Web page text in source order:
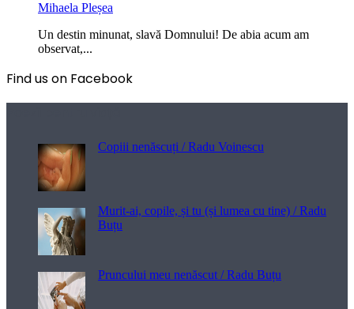
Mihaela Pleșea
Un destin minunat, slavă Domnului! De abia acum am
observat,...
Find us on Facebook
Copiii nenăscuți / Radu Voinescu
Murit-ai, copile, și tu (și lumea cu tine) / Radu
Buțu
Pruncului meu nenăscut / Radu Buțu